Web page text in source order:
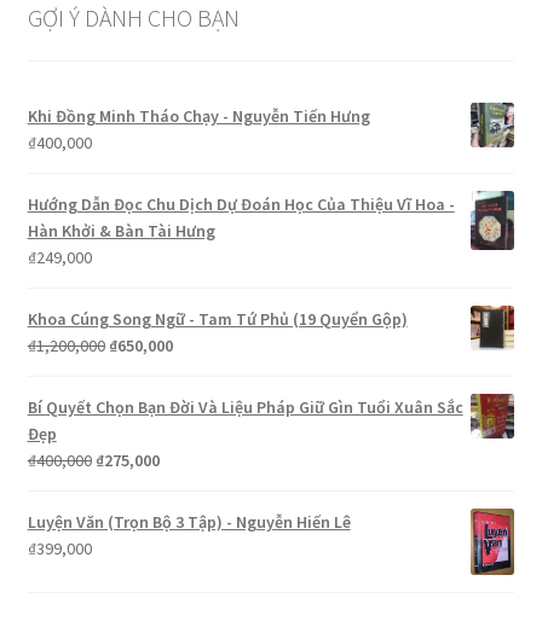
GỢI Ý DÀNH CHO BẠN
Khi Đồng Minh Tháo Chạy - Nguyễn Tiến Hưng
₫400,000
Hướng Dẫn Đọc Chu Dịch Dự Đoán Học Của Thiệu Vĩ Hoa -
Hàn Khởi & Bàn Tài Hưng
₫249,000
Khoa Cúng Song Ngữ - Tam Tứ Phủ (19 Quyển Gộp)
₫1,200,000 Giá
là:
₫1,200,000.
₫650,000Giá
tại
Bí Quyết Chọn Bạn Đời Và Liệu Pháp Giữ Gìn Tuổi Xuân Sắc
Đẹp
₫400,000 Giá
₫400,000.
₫275,000Giá
tại
là:
Luyện Văn (Trọn Bộ 3 Tập) - Nguyễn Hiến Lê
₫399,000